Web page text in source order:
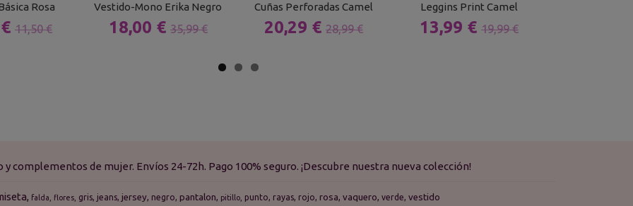
Rosa
11,50 €
Vestido-Mono Erika Negro
18,00 € 35,99 €
Cuñas Perforadas Camel
20,29 € 28,99 €
Leggins Print Camel
13,99 € 19,99 €
complementos de mujer. Envíos 24-72h. Pago 100% seguro. ¡Descubre nuestra nueva colección!
falda flores gris jeans jersey negro pantalon pitillo punto rayas rojo rosa vaquero verde vestido